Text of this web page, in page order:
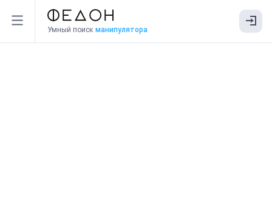
Умный поиск манипулятора